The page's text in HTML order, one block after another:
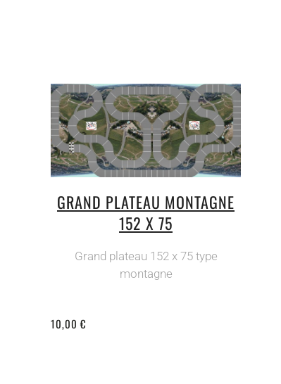
GRAND PLATEAU MONTAGNE
152 X 75
Grand plateau 152 x 75 type
montagne
10,00 €